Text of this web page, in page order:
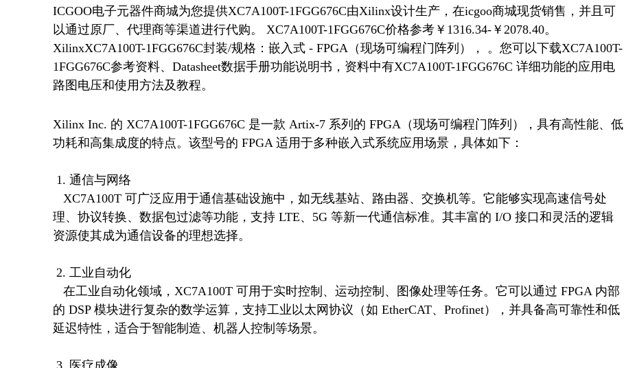
ICGOO电子元器件商城为您提供XC7A100T-1FGG676C由Xilinx设计生产，在icgoo商城现货销售，并且可
以通过原厂、代理商等渠道进行代购。 XC7A100T-1FGG676C价格参考￥1316.34-￥2078.40。
XilinxXC7A100T-1FGG676C封装/规格：嵌入式 - FPGA（现场可编程门阵列）， 。您可以下载XC7A100T-
1FGG676C参考资料、Datasheet数据手册功能说明书，资料中有XC7A100T-1FGG676C 详细功能的应用电
路图电压和使用方法及教程。
Xilinx Inc. 的 XC7A100T-1FGG676C 是一款 Artix-7 系列的 FPGA（现场可编程门阵列），具有高性能、低
功耗和高集成度的特点。该型号的 FPGA 适用于多种嵌入式系统应用场景，具体如下：
理、协议转换、数据包过滤等功能，支持 LTE、5G 等新一代通信标准。其丰富的 I/O 接口和灵活的逻辑
资源使其成为通信设备的理想选择。
的 DSP 模块进行复杂的数学运算，支持工业以太网协议（如 EtherCAT、Profinet），并具备高可靠性和低
延迟特性，适合于智能制造、机器人控制等场景。